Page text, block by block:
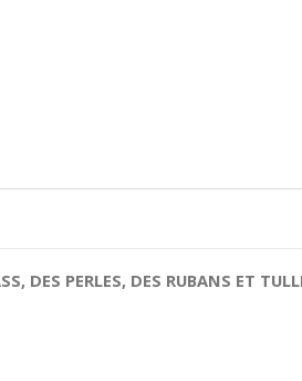
DES PERLES, DES RUBANS ET